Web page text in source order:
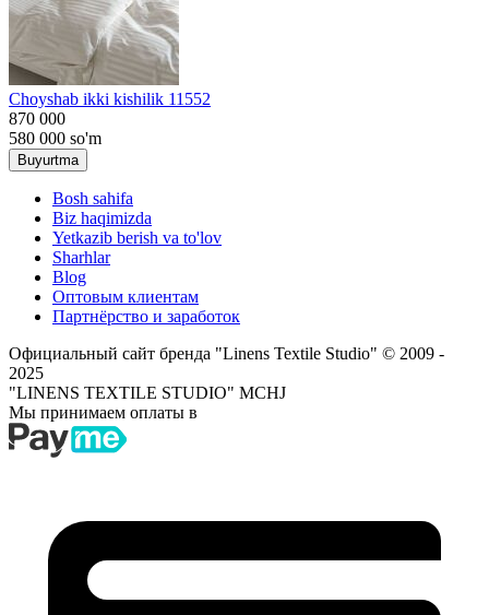
Choyshab ikki kishilik 11552
870 000
580 000 so'm
Buyurtma
Bosh sahifa
Biz haqimizda
Yetkazib berish va to'lov
Sharhlar
Blog
Оптовым клиентам
Партнёрство и заработок
Официальный сайт бренда "Linens Textile Studio" © 2009 -
2025
"LINENS TEXTILE STUDIO" MCHJ
Мы принимаем оплаты в